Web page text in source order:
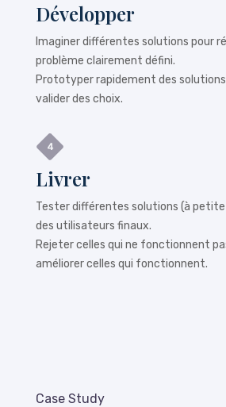
Développer
Imaginer différentes solutions pour
problème clairement défini.
Prototyper rapidement des
valider des choix.
Livrer
Tester différentes solutions (à petite
des utilisateurs finaux.
Rejeter celles qui ne fonctionnent
améliorer celles qui fonctionnent.
Case Study